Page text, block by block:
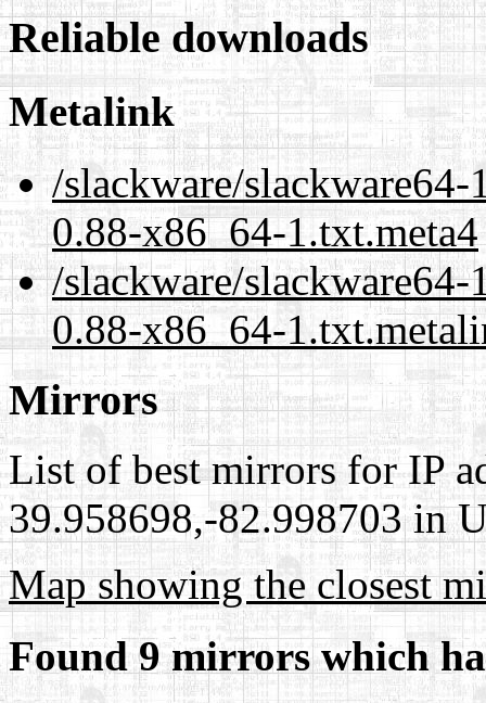
Reliable downloads
Metalink
/slackware/
0.88-x86_64-1.txt.meta4
/slackware/
0.88-x86_64-
Mirrors
List of best mirrors for IP
39.958698,-82.998703 in
Map showing the closest
Found 9 mirrors which